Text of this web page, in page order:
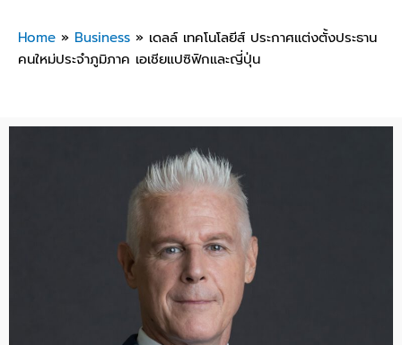
Home » Business » เดลล์ เทคโนโลยีส์ ประกาศแต่งตั้งประธาน
คนใหม่ประจำภูมิภาค เอเชียแปซิฟิกและญี่ปุ่น